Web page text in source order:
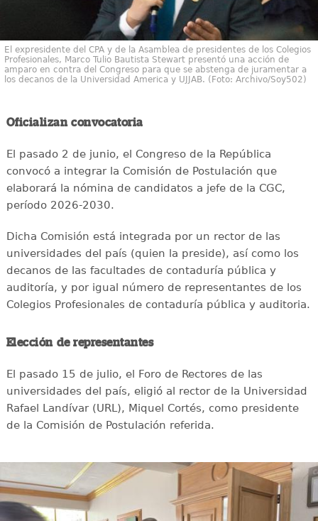
El expresidente del CPA y de la Asamblea de presidentes de los Colegios
Profesionales, Marco Tulio Bautista Stewart presentó una acción de
amparo en contra del Congreso para que se abstenga de juramentar a
los decanos de la Universidad America y UJJAB. (Foto: Archivo/Soy502)
Oficializan convocatoria
El pasado 2 de junio, el Congreso de la República
convocó a integrar la Comisión de Postulación que
elaborará la nómina de candidatos a jefe de la CGC,
período 2026-2030.
Dicha Comisión está integrada por un rector de las
universidades del país (quien la preside), así como los
decanos de las facultades de contaduría pública y
auditoría, y por igual número de representantes de los
Colegios Profesionales de contaduría pública y auditoria.
Elección de representantes
El pasado 15 de julio, el Foro de Rectores de las
universidades del país, eligió al rector de la Universidad
Rafael Landívar (URL), Miquel Cortés, como presidente
de la Comisión de Postulación referida.